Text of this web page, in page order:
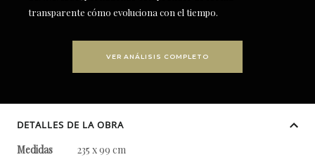
transparente cómo evoluciona con el tiempo.
VER ANÁLISIS COMPLETO
DETALLES DE LA OBRA
Medidas
235 x 99 cm